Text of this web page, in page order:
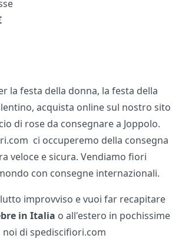
la festa della donna, la festa della
acquista online sul nostro sito
di rose da consegnare a Joppolo.
ci occuperemo della consegna
veloce e sicura. Vendiamo fiori
con consegne internazionali.
improvviso e vuoi far recapitare
in Italia o all'estero in pochissime
noi di spediscifiori.com